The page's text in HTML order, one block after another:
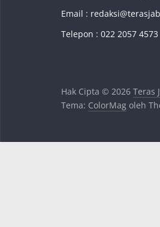
Email :
Telepon : 022 2057 4573
Hak Cipta © 2026 Teras
Tema: ColorMag oleh